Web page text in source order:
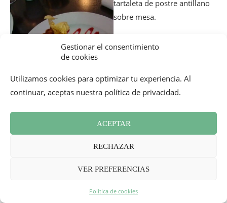
Gestionar el consentimiento
de cookies
Utilizamos cookies para optimizar tu experiencia. Al
continuar, aceptas nuestra política de privacidad.
ACEPTAR
RECHAZAR
VER PREFERENCIAS
Política de cookies
En conclusión, es una dirección muy agradable para
cocina de Reuniónsi no la conoces o si solo
son más que generosas y los que tienen buen apetito no se